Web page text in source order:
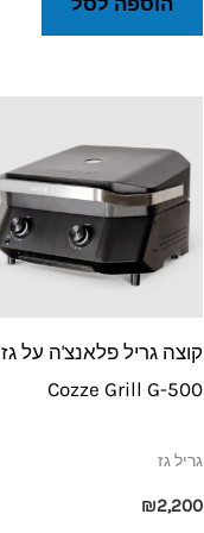
קוצה גריל פלאנצ'ה על גז
Cozze Grill G-500
גריל גז
₪2,200